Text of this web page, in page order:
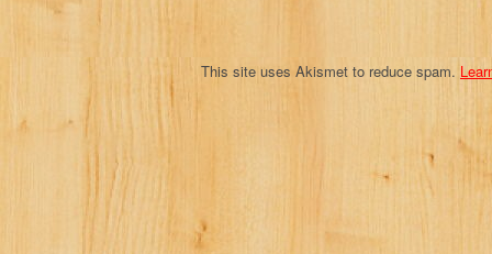
This site uses Akismet to reduce spam.